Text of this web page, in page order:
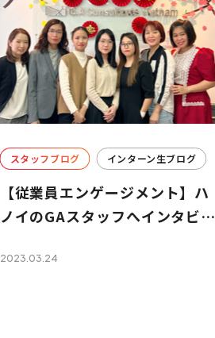
スタッフブログ インターン生ブログ
【従業員エンゲージメント】ハ
ノイのGAスタッフへインタビュ
2023.03.24